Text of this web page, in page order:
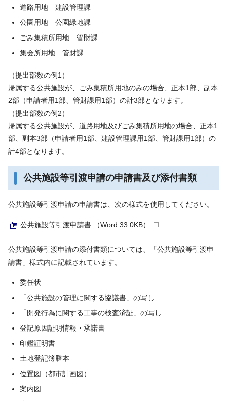
道路用地 建設管理課
公園用地 公園緑地課
ごみ集積所用地 管財課
集会所用地 管財課
（提出部数の例1）
帰属する公共施設が、ごみ集積所用地のみの場合、正本1部、副本
2部（申請者用1部、管財課用1部）の計3部となります。
（提出部数の例2）
帰属する公共施設が、道路用地及びごみ集積所用地の場合、正本1
部、副本3部（申請者用1部、建設管理課用1部、管財課用1部）の
計4部となります。
公共施設等引渡申請の申請書及び添付書類
公共施設等引渡申請の申請書は、次の様式を使用してください。
公共施設等引渡申請書 （Word 33.0KB）
公共施設等引渡申請の添付書類については、「公共施設等引渡申
請書」様式内に記載されています。
委任状
「公共施設の管理に関する協議書」の写し
「開発行為に関する工事の検査済証」の写し
登記原因証明情報・承諾書
印鑑証明書
土地登記簿謄本
位置図（都市計画図）
案内図